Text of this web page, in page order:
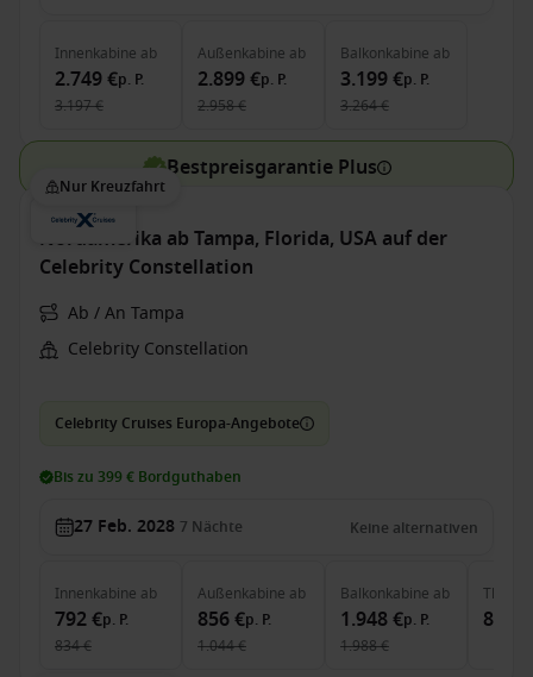
Innenkabine ab
2.749 €p. P.
3.197 €
Außenkabine ab
2.899 €p. P.
2.958 €
Balkonkabine ab
3.199 €p. P.
3.264 €
Bestpreisgarantie Plus
Nur Kreuzfahrt
Nordamerika ab Tampa, Florida, USA auf der
Celebrity Constellation
Ab / An Tampa
Celebrity Constellation
Celebrity Cruises Europa-Angebote
Bis zu 399 € Bordguthaben
27 Feb. 2028 7 Nächte Keine alternativen
Innenkabine ab
792 €p. P.
834 €
Außenkabine ab
856 €p. P.
1.044 €
Balkonkabine ab
1.948 €p. P.
1.988 €
The